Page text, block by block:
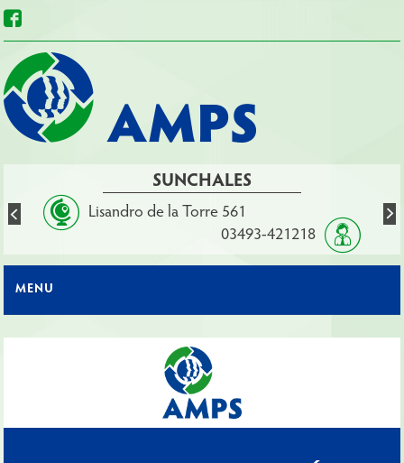
SUNCHALES
Lisandro de la Torre 561
03493-421218
5
6
MENU